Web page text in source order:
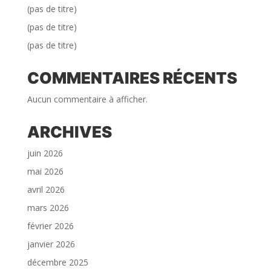
(pas de titre)
(pas de titre)
(pas de titre)
COMMENTAIRES RÉCENTS
Aucun commentaire à afficher.
ARCHIVES
juin 2026
mai 2026
avril 2026
mars 2026
février 2026
janvier 2026
décembre 2025